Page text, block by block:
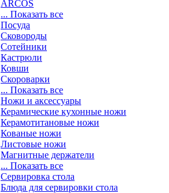
ARCOS
... Показать все
Посуда
Сковороды
Сотейники
Кастрюли
Ковши
Скороварки
... Показать все
Ножи и аксессуары
Керамические кухонные ножи
Керамотитановые ножи
Кованые ножи
Листовые ножи
Магнитные держатели
... Показать все
Сервировка стола
Блюда для сервировки стола